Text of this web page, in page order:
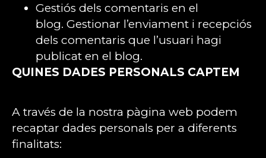
Gestiós dels comentaris en el
blog. Gestionar l’enviament i recepciós
dels comentaris que l’usuari hagi
publicat en el blog.
QUINES DADES PERSONALS CAPTEM
A través de la nostra pàgina web podem
recaptar dades personals per a diferents
finalitats: